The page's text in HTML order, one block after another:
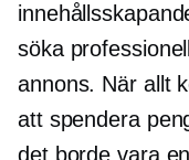
söka
annons. När allt
att spendera
det borde vara en